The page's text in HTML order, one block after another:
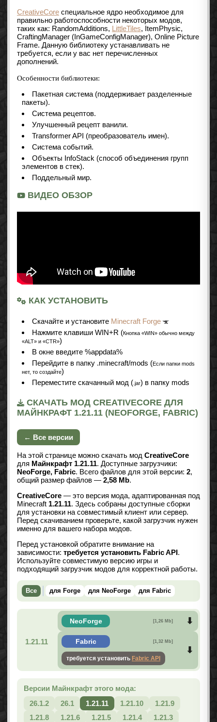
CreativeCore специальное ядро необходимое для
правильно работоспособности некоторых модов,
таких как: RandomAdditions, LittleTiles, ItemPhysic,
CraftingManager (InGameConfigManager), Online Picture
Frame. Данную библиотеку устанавливать не
требуется, если у вас нет перечисленных
дополнений.
Особенности библиотеки:
Пакетная система (поддерживает разделенные
пакеты).
Система рецептов.
Улучшенный рецепт ванили.
Transformer API (преобразователь имен).
Система событий.
Объекты InfoStack (способ объединения групп
элементов в стек).
Поддельный мир.
ВИДЕО ОБЗОР
КАК УСТАНОВИТЬ
Cкачайте и установите Minecraft Forge
Нажмите клавиши WIN+R (Кнопка «WIN» обычно между
«ALT» и «CTR»)
В окне введите %appdata%
Перейдите в папку .minecraft/mods (Если папки mods
нет, то создайте)
Переместите скачанный мод ( .jar) в папку mods
СКАЧАТЬ МОД CREATIVECORE ДЛЯ
МАЙНКРАФТ 1.21.11 (NEOFORGE, FABRIC)
← Все версии
На этой странице можно скачать мод CreativeCore
для Майнкрафт 1.21.11. Доступные загрузчики:
NeoForge, Fabric. Всего файлов для этой версии: 2,
общий размер файлов — 2,58 Mb.
CreativeCore — это версия мода, адаптированная под
Minecraft 1.21.11. Здесь собраны доступные сборки
для установки на совместимый клиент или сервер.
Перед скачиванием проверьте, какой загрузчик нужен
именно для вашего набора модов.
Перед установкой обратите внимание на
зависимости: требуется установить Fabric API.
Используйте совместимую версию игры и
подходящий загрузчик модов для корректной работы.
Все для Forge для NeoForge для Fabric
1.21.11
NeoForge [1,26 Mb]
Fabric [1,32 Mb]
требуется установить Fabric API
Версии Майнкрафт этого мода:
26.1.2
26.1 1.21.11 1.21.10
1.21.9
1.21.8
1.21.6 1.21.5 1.21.4
1.21.3